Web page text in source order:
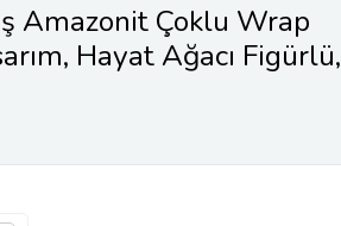
Amazonit Çoklu Wrap
Hayat Ağacı Figürlü,
Renkli)